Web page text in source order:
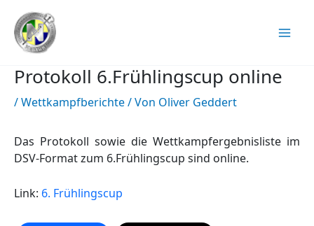
Inhalt
springen
Protokoll 6.Frühlingscup online
/Wettkampfberichte/ Von Oliver Geddert
Das Protokoll sowie die Wettkampfergebnisliste im
DSV-Format zum 6.Frühlingscup sind online.
Link: 6. Frühlingscup